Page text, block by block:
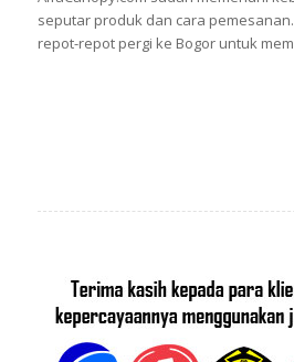
seputar produk dan cara
repot-repot pergi ke Bogor untuk